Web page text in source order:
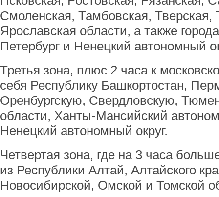
Смоленская, Тамбовская, Тверская,
Ярославская области, а также
Петербург и Ненецкий автономный
Третья зона, плюс 2 часа к
себя Республику Башкортостан,
Оренбургскую, Свердловскую,
области, Ханты-Мансийский
Ненецкий автономный округ.
Четвертая зона, где на 3 часа
из Республики Алтай, Алтайского
Новосибирской, Омской и Томской